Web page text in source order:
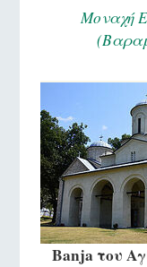
Μοναχή
Banja του